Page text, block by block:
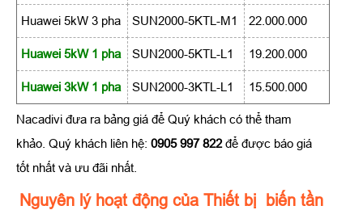
Huawei 5kW 3 pha SUN2000-5KTL-M1 22.000.000
Huawei 5kW 1 pha SUN2000-5KTL-L1 19.200.000
Huawei 3kW 1 pha SUN2000-3KTL-L1 15.500.000
Nacadivi đưa ra bảng giá để Quý khách có thể tham
khảo. Quý khách liên hệ: 0905 997 822để được báo giá
tốt nhất và ưu đãi nhất.
Nguyên lý hoạt động của Thiết bị biến tần